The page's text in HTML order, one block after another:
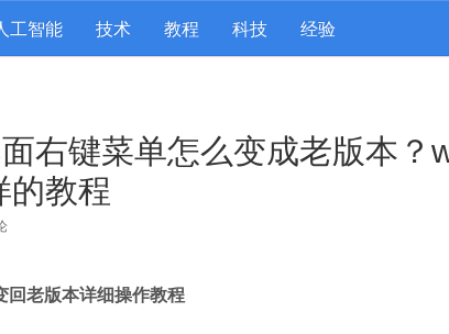
工智能 技术 教程 科技 经验
右键菜单怎么变成老版本？
的教程
回老版本详细操作教程